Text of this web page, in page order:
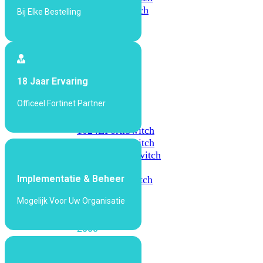
648F
FortiSwitch
1000
1024EFortiSwitch
FortiSwitch
FortiSwitch
FPOEFortiSwitch
2000
Bij Elke Bestelling
18 Jaar Ervaring
Officeel Fortinet Partner
Implementatie & Beheer
Mogelijk Voor Uw Organisatie